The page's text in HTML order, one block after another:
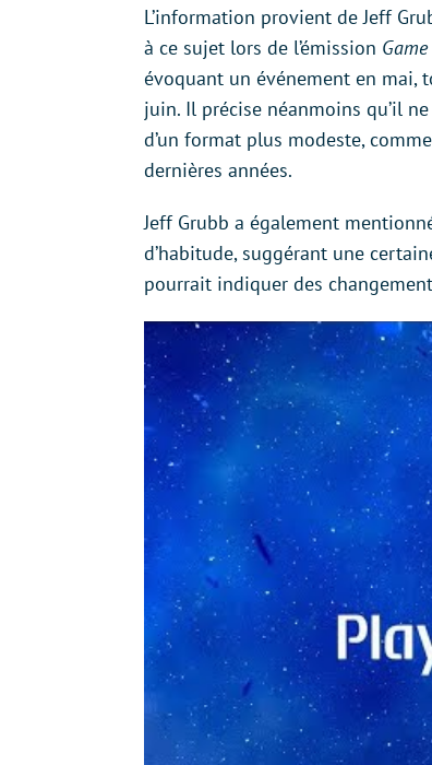
L’information provient de Jeff
à ce sujet lors de l’émission
évoquant un événement en mai,
juin. Il précise néanmoins qu’il
d’un format plus modeste,
dernières années.
Jeff Grubb a également
d’habitude, suggérant une
pourrait indiquer des